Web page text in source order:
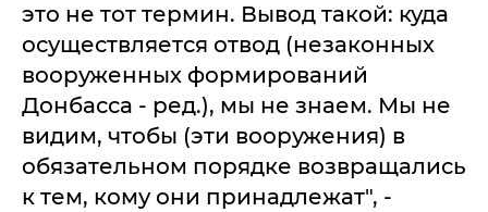
это не тот термин. Вывод такой: куда
осуществляется отвод (незаконных
вооруженных формирований
Донбасса - ред.), мы не знаем. Мы не
видим, чтобы (эти вооружения) в
обязательном порядке возвращались
к тем, кому они принадлежат", -